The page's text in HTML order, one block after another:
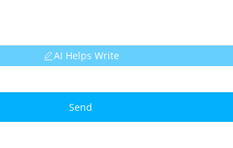
AI Helps Write
Send